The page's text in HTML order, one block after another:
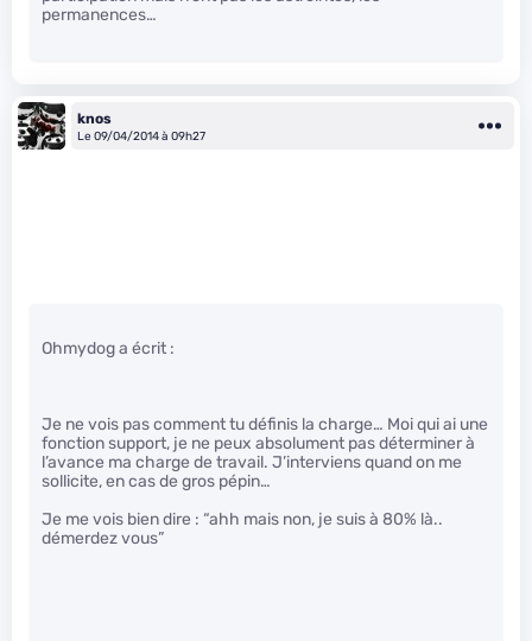
permanences…
knos
Le 09/04/2014 à 09h27
Ohmydog a écrit :
Je ne vois pas comment tu définis la charge… Moi qui ai une
fonction support, je ne peux absolument pas déterminer à
l’avance ma charge de travail. J’interviens quand on me
sollicite, en cas de gros pépin…
Je me vois bien dire : “ahh mais non, je suis à 80% là..
démerdez vous”